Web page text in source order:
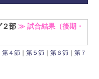
２部 ≫ 試合結果（後期・
｜第４節 ｜第５節 ｜第６節 ｜第７